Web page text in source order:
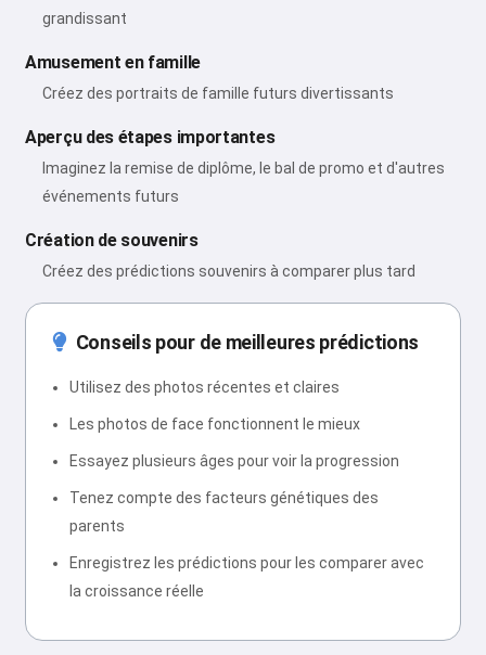
grandissant
Amusement en famille
Créez des portraits de famille futurs divertissants
Aperçu des étapes importantes
Imaginez la remise de diplôme, le bal de promo et d'autres
événements futurs
Création de souvenirs
Créez des prédictions souvenirs à comparer plus tard
Conseils pour de meilleures prédictions
Utilisez des photos récentes et claires
Les photos de face fonctionnent le mieux
Essayez plusieurs âges pour voir la progression
Tenez compte des facteurs génétiques des
parents
Enregistrez les prédictions pour les comparer avec
la croissance réelle